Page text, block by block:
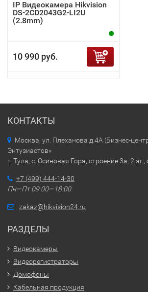
IP Видеокамера Hikvision
DS-2CD2043G2-LI2U
(2.8mm)
10 990 руб.
КОНТАКТЫ
Москва, ул. Плеханова д.4А (Бизнес-
Энтузиастов»
г. Тула, с. Осиновая Гора, строение 3а, 2
+7 (499) 444-14-30
Пн—Пт 09:00—18:00
zakaz@hikvision24.ru
РАЗДЕЛЫ
Видеокамеры
Видеорегистраторы
Домофоны
Кабельная продукция